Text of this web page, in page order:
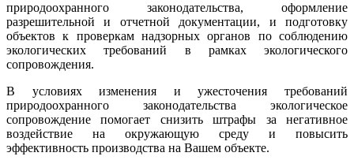
природоохранного законодательства, оформление
разрешительной и отчетной документации, и подготовку
объектов к проверкам надзорных органов по соблюдению
экологических требований в рамках экологического
сопровождения.
В условиях изменения и ужесточения требований
природоохранного законодательства экологическое
сопровождение помогает снизить штрафы за негативное
воздействие на окружающую среду и повысить
эффективность производства на Вашем объекте.